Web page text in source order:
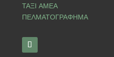
ΤΑΞΙ ΑΜΕΑ
ΠΕΛΜΑΤΟΓΡΑΦΗΜΑ